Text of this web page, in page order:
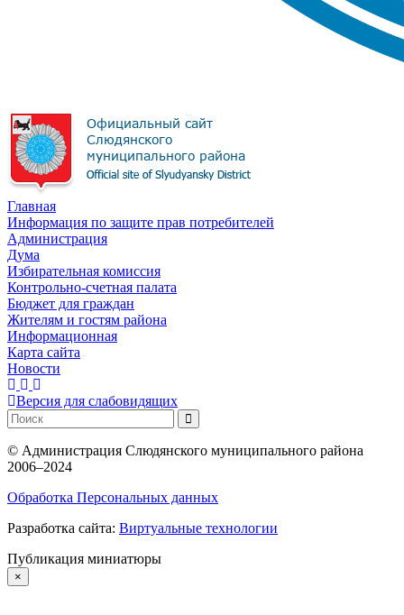
Главная
Информация по защите прав потребителей
Администрация
Дума
Избирательная комиссия
Контрольно-счетная палата
Бюджет для граждан
Жителям и гостям района
Информационная
Карта сайта
Новости
Версия для слабовидящих
© Администрация Слюдянского муниципального района
2006–2024
Обработка Персональных данных
Разработка сайта: Виртуальные технологии
Публикация миниатюры
×